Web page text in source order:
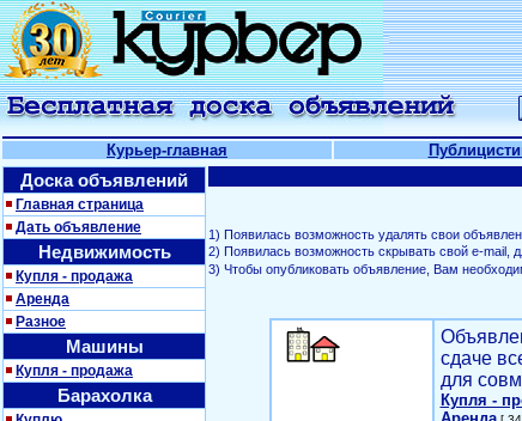
Курьер-главная
Доска объявлений
Главная страница
Дать объявление
Недвижимость
Купля - продажа
Аренда
Разное
Машины
Купля - продажа
Барахолка
1) Появилась возможность удалять свои
2) Появилась возможность скрывать свой е-mail,
3) Чтобы опубликовать объявление, Вам
сдаче
для
Купля -